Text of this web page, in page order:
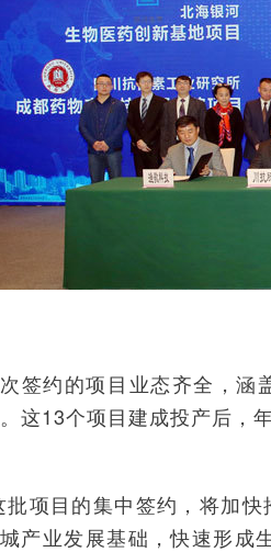
签约的项目业态齐全，涵
这13个项目建成投产后，
批项目的集中签约，将加
产业发展基础，快速形成